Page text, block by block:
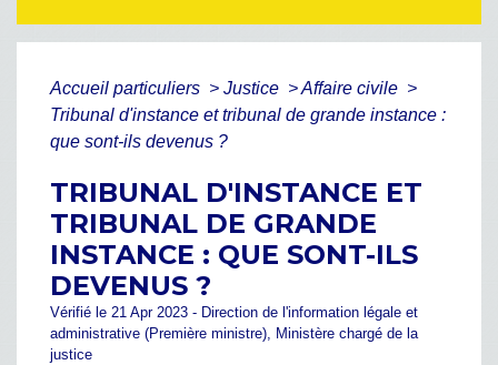
Accueil particuliers > Justice >Affaire civile >
Tribunal d'instance et tribunal de grande instance :
que sont-ils devenus ?
TRIBUNAL D'INSTANCE ET
TRIBUNAL DE GRANDE
INSTANCE : QUE SONT-ILS
DEVENUS ?
Vérifié le 21 Apr 2023 - Direction de l'information légale et
administrative (Première ministre), Ministère chargé de la
justice